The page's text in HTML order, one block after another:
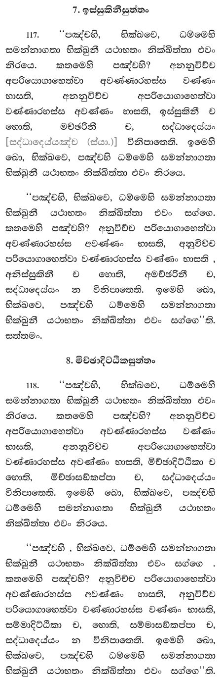
7. ඉස්සුකිනීසුත්තං
117. ‘‘පඤ්චහි, භික්ඛවෙ, ධම්මෙහි
සමන්නාගතා භික්ඛුනී යථාභතං නික්ඛිත්තා එවං
නිරයෙ. කතමෙහි පඤ්චහි? අනනුවිච්ච
අපරියොගාහෙත්වා අවණ්ණාරහස්ස වණ්ණං
භාසති, අනනුවිච්ච අපරියොගාහෙත්වා
වණ්ණාරහස්ස අවණ්ණං භාසති, ඉස්සුකිනී ච
හොති, මච්ඡරිනී ච, සද්ධාදෙය්යං
[සද්ධාදෙය්යඤ්ච (ස්යා.)]
විනිපාතෙති. ඉමෙහි
ඛො, භික්ඛවෙ, පඤ්චහි ධම්මෙහි සමන්නාගතා
භික්ඛුනී යථාභතං නික්ඛිත්තා එවං නිරයෙ.
‘‘පඤ්චහි, භික්ඛවෙ, ධම්මෙහි සමන්නාගතා
භික්ඛුනී යථාභතං නික්ඛිත්තා එවං සග්ගෙ.
කතමෙහි පඤ්චහි? අනුවිච්ච පරියොගාහෙත්වා
අවණ්ණාරහස්ස අවණ්ණං භාසති, අනුවිච්ච
පරියොගාහෙත්වා වණ්ණාරහස්ස වණ්ණං භාසති ,
අනිස්සුකිනී ච හොති, අමච්ඡරිනී ච,
සද්ධාදෙය්යං න විනිපාතෙති. ඉමෙහි ඛො,
භික්ඛවෙ, පඤ්චහි ධම්මෙහි සමන්නාගතා
භික්ඛුනී යථාභතං නික්ඛිත්තා එවං සග්ගෙ’’ති.
සත්තමං.
8. මිච්ඡාදිට්ඨිකසුත්තං
118. ‘‘පඤ්චහි, භික්ඛවෙ, ධම්මෙහි
සමන්නාගතා භික්ඛුනී යථාභතං නික්ඛිත්තා එවං
නිරයෙ. කතමෙහි පඤ්චහි? අනනුවිච්ච
අපරියොගාහෙත්වා අවණ්ණාරහස්ස වණ්ණං
භාසති, අනනුවිච්ච අපරියොගාහෙත්වා
වණ්ණාරහස්ස අවණ්ණං භාසති, මිච්ඡාදිට්ඨිකා ච
හොති, මිච්ඡාසඞ්කප්පා ච, සද්ධාදෙය්යං
විනිපාතෙති. ඉමෙහි ඛො, භික්ඛවෙ, පඤ්චහි
ධම්මෙහි සමන්නාගතා භික්ඛුනී යථාභතං
නික්ඛිත්තා එවං නිරයෙ.
‘‘පඤ්චහි, භික්ඛවෙ, ධම්මෙහි සමන්නාගතා
භික්ඛුනී යථාභතං නික්ඛිත්තා එවං සග්ගෙ .
කතමෙහි පඤ්චහි? අනුවිච්ච පරියොගාහෙත්වා
අවණ්ණාරහස්ස අවණ්ණං භාසති, අනුවිච්ච
පරියොගාහෙත්වා වණ්ණාරහස්ස වණ්ණං භාසති,
සම්මාදිට්ඨිකා ච, හොති, සම්මාසඞ්කප්පා ච,
සද්ධාදෙය්යං න විනිපාතෙති. ඉමෙහි ඛො,
භික්ඛවෙ, පඤ්චහි ධම්මෙහි සමන්නාගතා
භික්ඛුනී යථාභතං නික්ඛිත්තා එවං සග්ගෙ’’ති.